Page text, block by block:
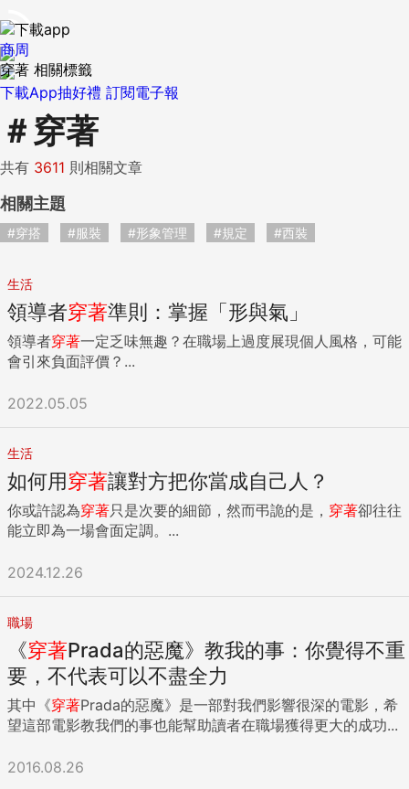
下載App抽好禮 訂閱電子報
商周
穿著 相關標籤
＃ 穿著
共有 3611 則相關文章
相關主題
#穿搭 #服裝 #形象管理 #規定 #西裝
生活
領導者穿著準則：掌握「形與氣」
領導者穿著一定乏味無趣？在職場上過度展現個人風格，可能
會引來負面評價？...
2022.05.05
生活
如何用穿著讓對方把你當成自己人？
你或許認為穿著只是次要的細節，然而弔詭的是， 穿著卻往往
能立即為一場會面定調。...
2024.12.26
職場
《穿著Prada的惡魔》教我的事：你覺得不重
要，不代表可以不盡全力
其中《穿著Prada的惡魔》是一部對我們影響很深的電影，希
望這部電影教我們的事也能幫助讀者在職場獲得更大的成功...
2016.08.26